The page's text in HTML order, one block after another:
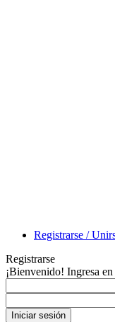
Registrarse /
Registrarse
¡Bienvenido! Ingresa en